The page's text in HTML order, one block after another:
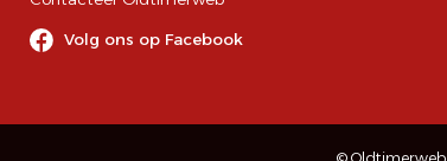
Volg ons op Facebook